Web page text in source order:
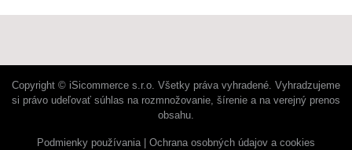
Copyright © iSicommerce s.r.o. Všetky práva vyhradené. Vyhradzujeme
si právo udeľovať súhlas na rozmnožovanie, šírenie a na verejný prenos
obsahu.
Podmienky používania
Ochrana osobných údajov a cookies